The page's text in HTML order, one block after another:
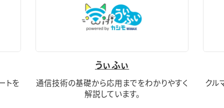
トを
うぃふぃ
通信技術の基礎から応用までをわかりやすく
解説しています。
クル